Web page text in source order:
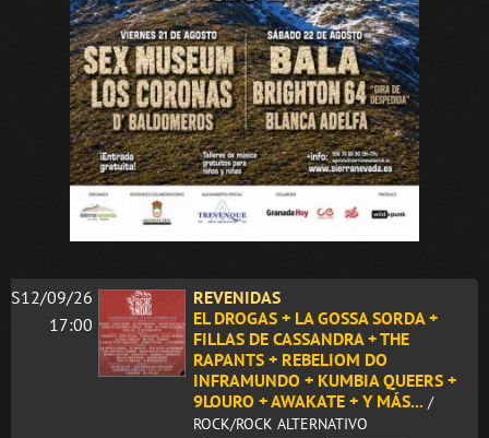
S12/09/26
17:00
REVENIDAS
EL DROGAS + LA GOSSA SORDA +
FILLAS DE CASSANDRA + THE
RAPANTS + REBELIOM DO
INFRAMUNDO + KUMBIA QUEERS +
9LOURO + AWAKATE + Y MÁS... /
ROCK/ROCK ALTERNATIVO